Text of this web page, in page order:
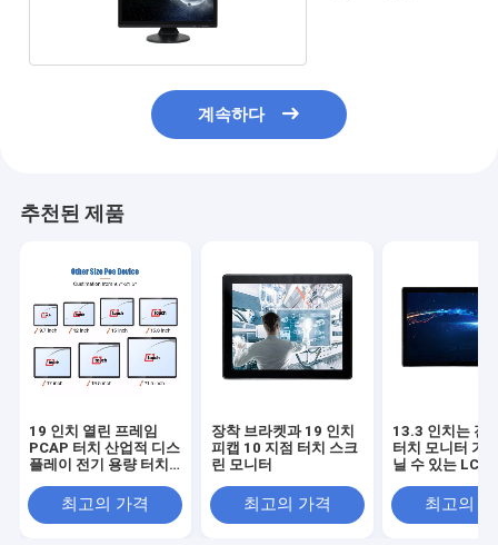
계속하다
추천된 제품
19 인치 열린 프레임
PCAP 터치 산업적 디스
플레이 전기 용량 터치
최고의 가격
장착 브라켓과 19 인치
피캡 10 지점 터치 스크
린 모니터
최고의 가격
13.3 인치는 전
터치 모니터 가
닐 수 있는 LCD
다
최고의